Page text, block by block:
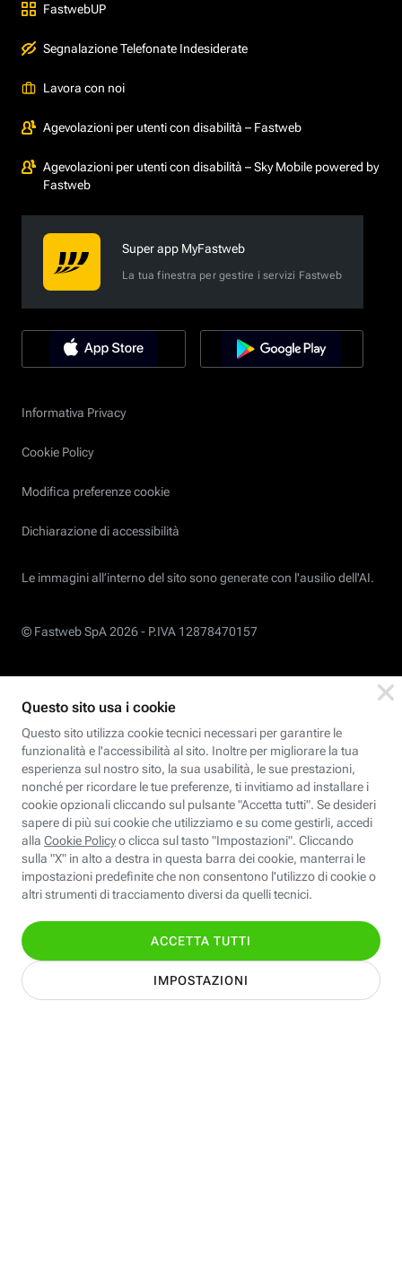
FastwebUP
Segnalazione Telefonate Indesiderate
Lavora con noi
Agevolazioni per utenti con disabilità – Fastweb
Agevolazioni per utenti con disabilità – Sky Mobile powered by
Fastweb
Super app MyFastweb
La tua finestra per gestire i servizi Fastweb
Informativa Privacy
Cookie Policy
Modifica preferenze cookie
Dichiarazione di accessibilità
Le immagini all’interno del sito sono generate con l'ausilio dell'AI.
© Fastweb SpA 2026 - P.IVA 12878470157